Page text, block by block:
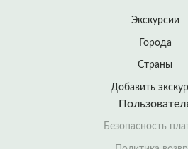
Экскурсии
Города
Страны
Добавить
Безопасность